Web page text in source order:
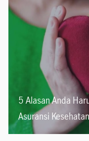
5 Alasan Anda
Asuransi